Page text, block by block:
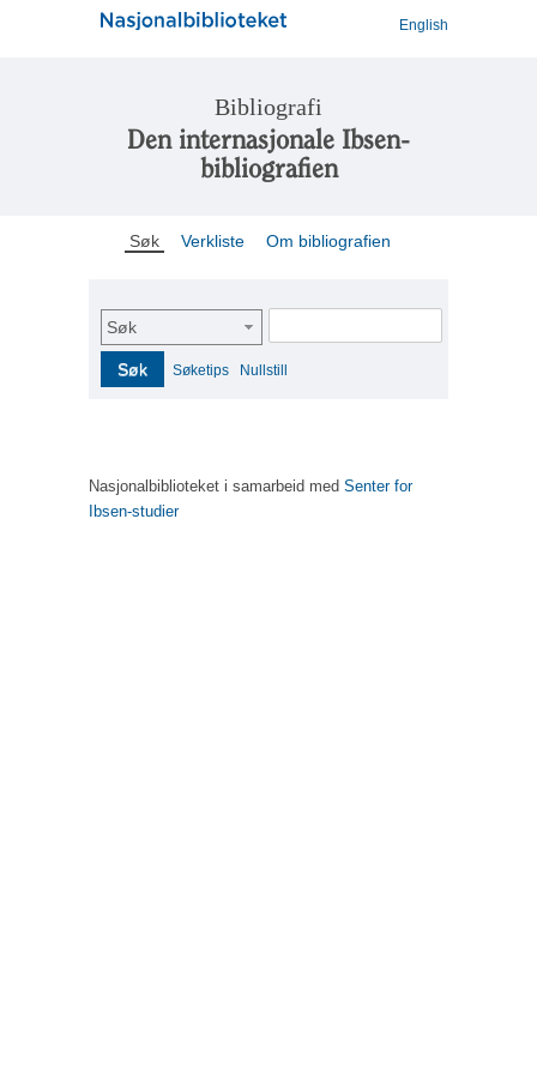
English
Bibliografi
Den internasjonale Ibsen-
bibliografien
Søk Verkliste Om bibliografien
Søk
Søk Søketips Nullstill
Nasjonalbiblioteket i samarbeid med Senter for
Ibsen-studier